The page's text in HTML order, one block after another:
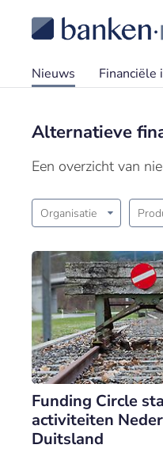
Nieuws Financiële
Alternatieve
Een overzicht van
Organisatie
Funding Circle
activiteiten
Duitsland